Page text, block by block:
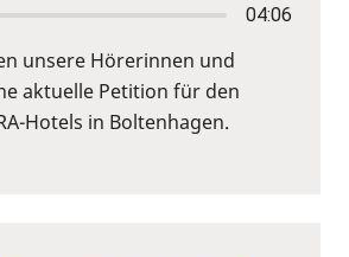
04:06
unsere Hörerinnen und
aktuelle Petition für den
Hotels in Boltenhagen.